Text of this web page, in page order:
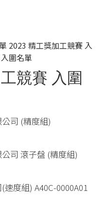
2023 精工獎加工競賽 入
圍名單
競賽 入圍
司 (精度組)
司 滾子盤 (精度組)
度組) A40C-0000A01